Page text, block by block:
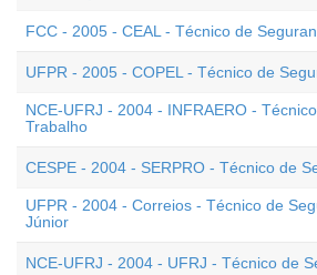
FCC - 2005 - CEAL - Técnico de
UFPR - 2005 - COPEL - Técnico de
NCE-UFRJ - 2004 - INFRAERO -
Trabalho
CESPE - 2004 - SERPRO - Técnico de
UFPR - 2004 - Correios - Técnico de
Júnior
NCE-UFRJ - 2004 - UFRJ - Técnico de